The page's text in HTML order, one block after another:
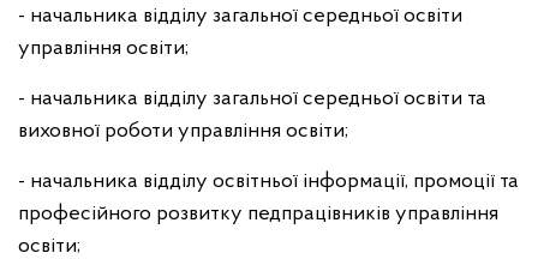
- начальника відділу загальної середньої освіти
управління освіти;
- начальника відділу загальної середньої освіти та
виховної роботи управління освіти;
- начальника відділу освітньої інформації, промоції та
професійного розвитку педпрацівників управління
освіти;